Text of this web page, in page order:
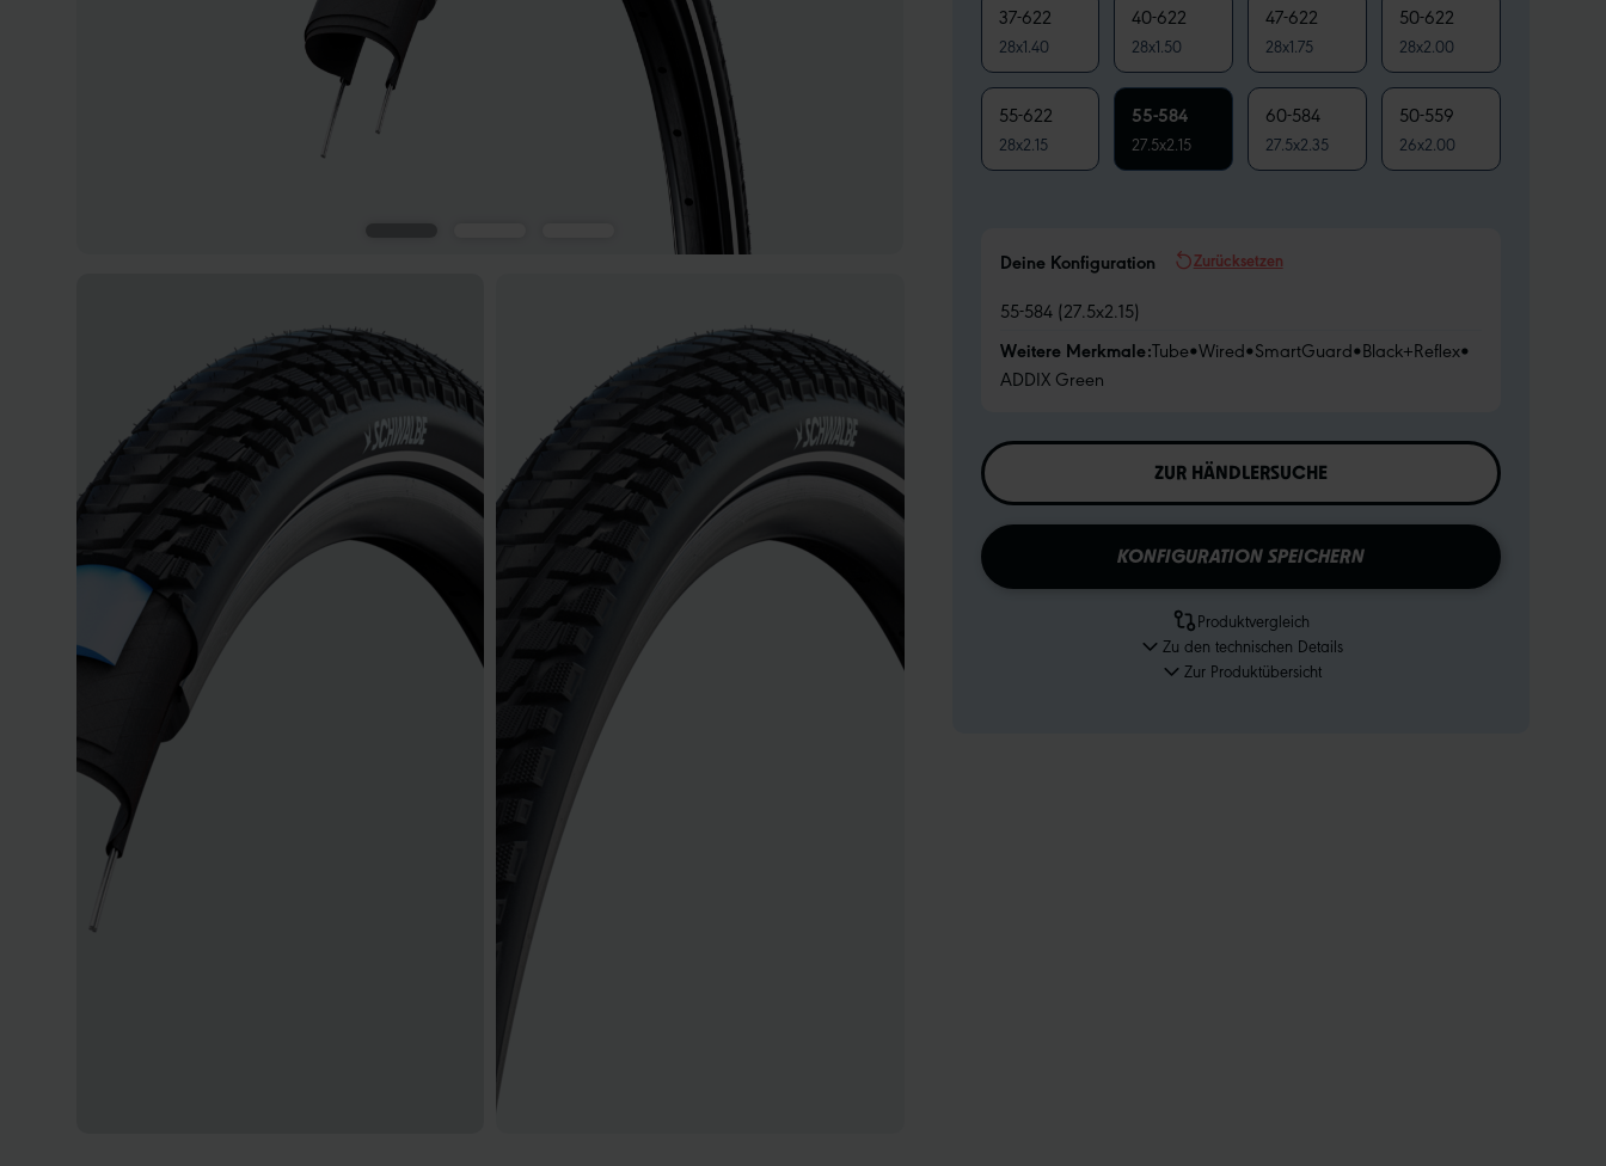
37-622
28x1.40
40-622
28x1.50
47-622
28x1.75
50-622
28x2.00
55-622
28x2.15
55-584
27.5x2.15
60-584
27.5x2.35
50-559
26x2.00
Deine Konfiguration Zurücksetzen
55-584 (27.5x2.15)
Weitere Merkmale:Tube•Wired•SmartGuard•Black+Reflex•
ADDIX Green
ZUR HÄNDLERSUCHE
KONFIGURATION SPEICHERN
Produktvergleich
Zu den technischen Details
Zur Produktübersicht